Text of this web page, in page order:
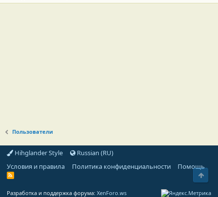
Пользователи
Hihglander Style
Russian (RU)
Условия и правила
Политика конфиденциальности Помощь
R
Разработка и поддержка форума: XenForo.ws